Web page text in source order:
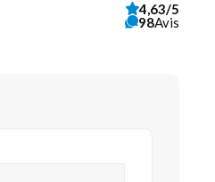
4,63/5
98Avis